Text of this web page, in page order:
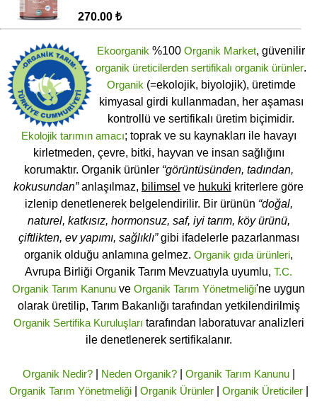
270.00 ₺
Ekoorganik %100 Organik Market, güvenilir
organik üreticilerden sertifikalı organik ürünler.
Organik (=ekolojik, biyolojik), üretimde
kimyasal girdi kullanmadan, her aşaması
kontrollü ve sertifikalı üretim biçimidir.
Ekolojik tarımın amacı; toprak ve su kaynakları ile havayı
kirletmeden, çevre, bitki, hayvan ve insan sağlığını
korumaktır. Organik ürünler “görüntüsünden, tadından,
kokusundan”anlaşılmaz, bilimsel ve hukuki kriterlere göre
izlenip denetlenerek belgelendirilir. Bir ürünün “doğal,
naturel, katkısız, hormonsuz, saf, iyi tarım, köy ürünü,
çiftlikten, ev yapımı, sağlıklı”gibi ifadelerle pazarlanması
organik olduğu anlamına gelmez. Organik gıda ürünleri,
Avrupa Birliği Organik Tarım Mevzuatıyla uyumlu, T.C.
Organik Tarım Kanunu ve Organik Tarım Yönetmeliği'ne uygun
olarak üretilip, Tarım Bakanlığı tarafından yetkilendirilmiş
Organik Sertifika Kuruluşları tarafından laboratuvar analizleri
ile denetlenerek sertifikalanır.
Organik Nedir?| Neden Organik?| Organik Tarım Kanunu|
Organik Tarım Yönetmeliği| Organik Ürünler| Organik Üreticiler|